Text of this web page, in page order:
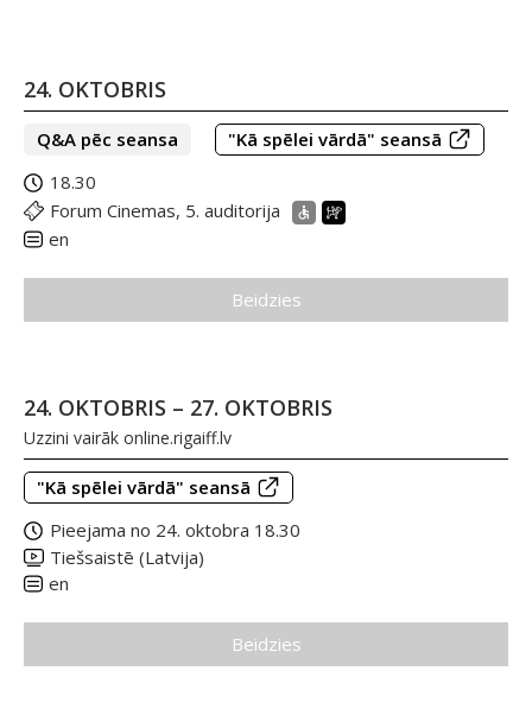
24. OKTOBRIS
Q&A pēc seansa
"Kā spēlei vārdā" seansā
18.30
Forum Cinemas, 5. auditorija
en
Beidzies
24. OKTOBRIS – 27. OKTOBRIS
Uzzini vairāk online.rigaiff.lv
"Kā spēlei vārdā" seansā
Pieejama no 24. oktobra 18.30
Tiešsaistē (Latvija)
en
Beidzies